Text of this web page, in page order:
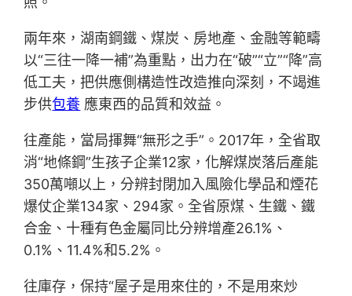
兩年來，湖南鋼鐵、煤炭、房地產、金融等範疇
以“三往一降一補”為重點，出力在“破”“立”“降”高
低工夫，把供應側構造性改造推向深刻，不竭進
步供包養 應東西的品質和效益。
往產能，當局揮舞“無形之手”。2017年，全省取
消“地條鋼”生孩子企業12家，化解煤炭落后產能
350萬噸以上，分辨封閉加入風險化學品和煙花
爆仗企業134家、294家。全省原煤、生鐵、鐵
合金、十種有色金屬同比分辨增產26.1%、
0.1%、11.4%和5.2%。
往庫存，保持“屋子是用來住的，不是用來炒